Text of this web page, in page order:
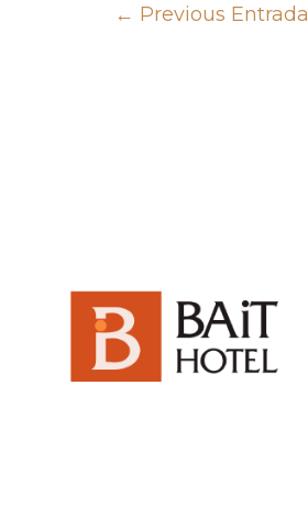
← Previous Entrada